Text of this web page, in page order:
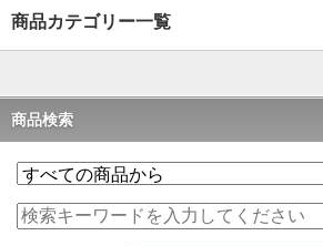
商品カテゴリー一覧
商品検索